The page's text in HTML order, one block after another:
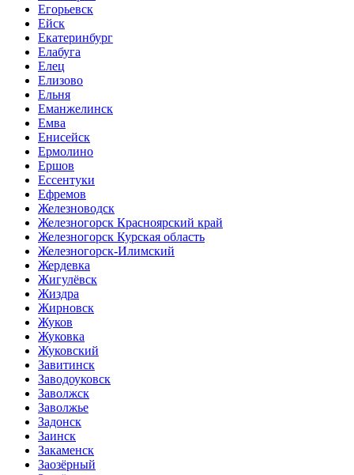
Егорьевск
Ейск
Екатеринбург
Елабуга
Елец
Елизово
Ельня
Еманжелинск
Емва
Енисейск
Ермолино
Ершов
Ессентуки
Ефремов
Железноводск
Железногорск Красноярский край
Железногорск Курская область
Железногорск-Илимский
Жердевка
Жигулёвск
Жиздра
Жирновск
Жуков
Жуковка
Жуковский
Завитинск
Заводоуковск
Заволжск
Заволжье
Задонск
Заинск
Закаменск
Заозёрный